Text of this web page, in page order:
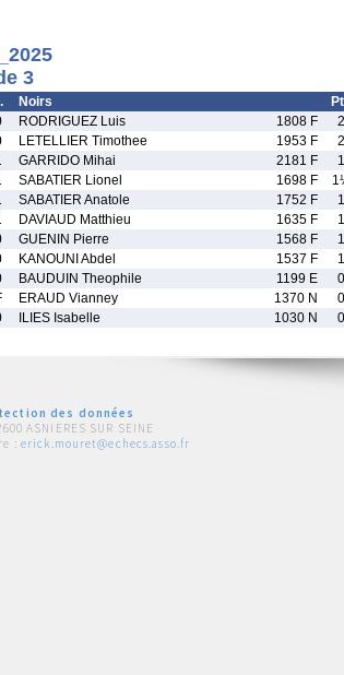
3
Noirs
RODRIGUEZ Luis 1808 F
2
LETELLIER Timothee 1953 F
2
GARRIDO Mihai 2181 F
1
SABATIER Lionel 1698 F
SABATIER Anatole 1752 F
1
DAVIAUD Matthieu 1635 F
1
GUENIN Pierre 1568 F
1
KANOUNI Abdel 1537 F
1
BAUDUIN Theophile 1199 E
0
ERAUD Vianney 1370 N
0
ILIES Isabelle 1030 N 0
des données
ASNIERES SUR SEINE
: erick.mouret@echecs.asso.fr